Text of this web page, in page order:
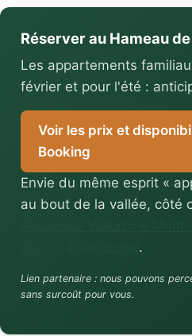
Réserver au Hameau
Les appartements
février et pour l'été :
Voir les prix et
Booking
Envie du même esprit «
au bout de la vallée, côté
.
Lien partenaire : nous pouvons
sans surcoût pour vous.